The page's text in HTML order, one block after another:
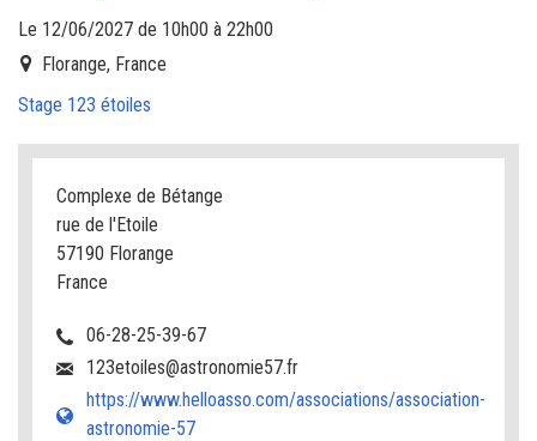
Le 12/06/2027 de 10h00 à 22h00
Florange, France
Stage 123 étoiles
Complexe de Bétange
rue de l'Etoile
57190 Florange
France
06-28-25-39-67
123etoiles@astronomie57.fr
https://www.helloasso.com/associations/association-
astronomie-57